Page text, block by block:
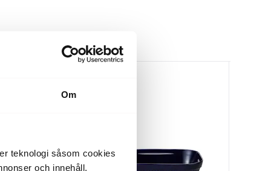
Om
teknologi såsom cookies
och innehåll,